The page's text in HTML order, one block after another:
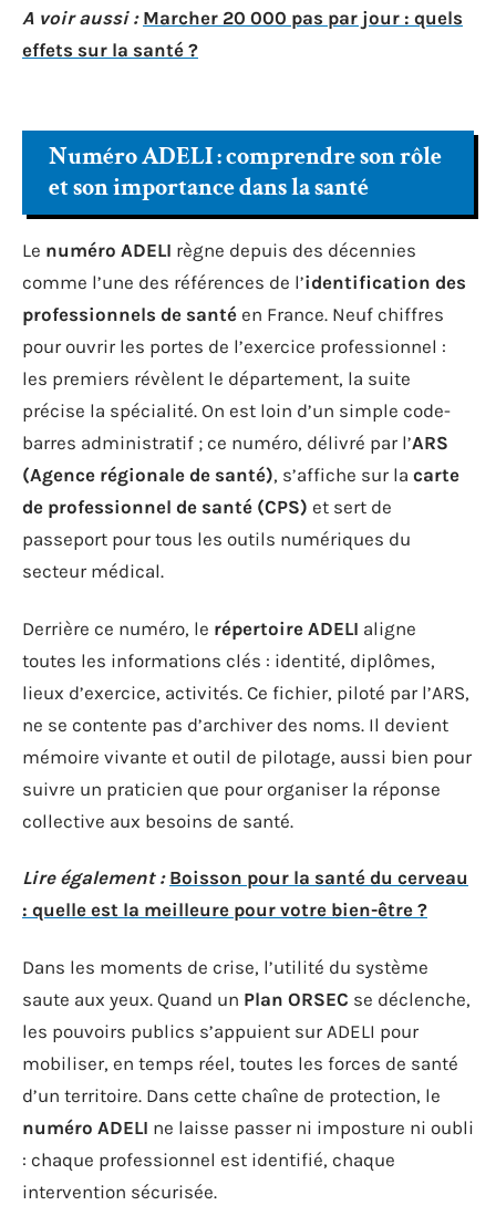
A voir aussi : Marcher 20 000 pas par jour : quels
effets sur la santé ?
Numéro ADELI : comprendre son rôle
et son importance dans la santé
Le numéro ADELI règne depuis des décennies
comme l’une des références de l’identification des
professionnels de santé en France. Neuf chiffres
pour ouvrir les portes de l’exercice professionnel :
les premiers révèlent le département, la suite
précise la spécialité. On est loin d’un simple code-
barres administratif ; ce numéro, délivré par l’ARS
(Agence régionale de santé), s’affiche sur la carte
de professionnel de santé (CPS) et sert de
passeport pour tous les outils numériques du
secteur médical.
Derrière ce numéro, le répertoire ADELI aligne
toutes les informations clés : identité, diplômes,
lieux d’exercice, activités. Ce fichier, piloté par l’ARS,
ne se contente pas d’archiver des noms. Il devient
mémoire vivante et outil de pilotage, aussi bien pour
suivre un praticien que pour organiser la réponse
collective aux besoins de santé.
Lire également : Boisson pour la santé du cerveau
: quelle est la meilleure pour votre bien-être ?
Dans les moments de crise, l’utilité du système
saute aux yeux. Quand un Plan ORSEC se déclenche,
les pouvoirs publics s’appuient sur ADELI pour
mobiliser, en temps réel, toutes les forces de santé
d’un territoire. Dans cette chaîne de protection, le
numéro ADELI ne laisse passer ni imposture ni oubli
: chaque professionnel est identifié, chaque
intervention sécurisée.